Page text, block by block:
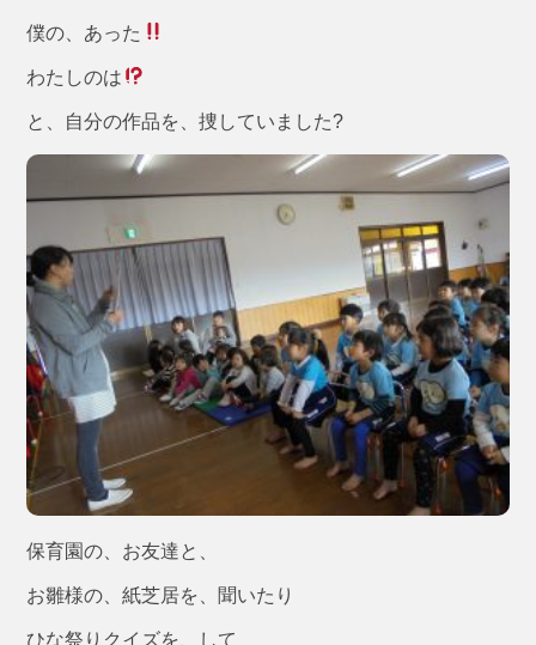
僕の、あった
わたしのは
と、自分の作品を、捜していました?
保育園の、お友達と、
お雛様の、紙芝居を、聞いたり
ひな祭りクイズを、して